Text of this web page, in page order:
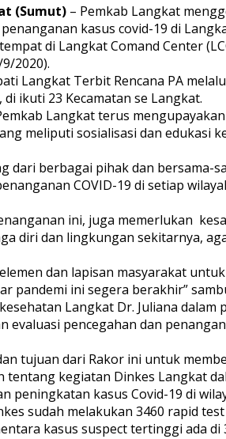
(Sumut)– Pemkab Langkat
kasus covid-19 di
di Langkat Comand Center
2020).
Langkat Terbit Rencana PA
ikuti 23 Kecamatan se Langkat.
Langkat terus
meliputi sosialisasi dan edukasi
dari berbagai pihak dan bersama-
COVID-19 di setiap
ini, juga memerlukan
diri dan lingkungan sekitarnya,
dan lapisan masyarakat
pandemi ini segera berakhir”
Langkat Dr. Juliana dalam
evaluasi pencegahan dan
tujuan dari Rakor ini untuk
tentang kegiatan Dinkes Langkat
peningkatan kasus Covid-19 di
sudah melakukan 3460 rapid
kasus suspect tertinggi ada di